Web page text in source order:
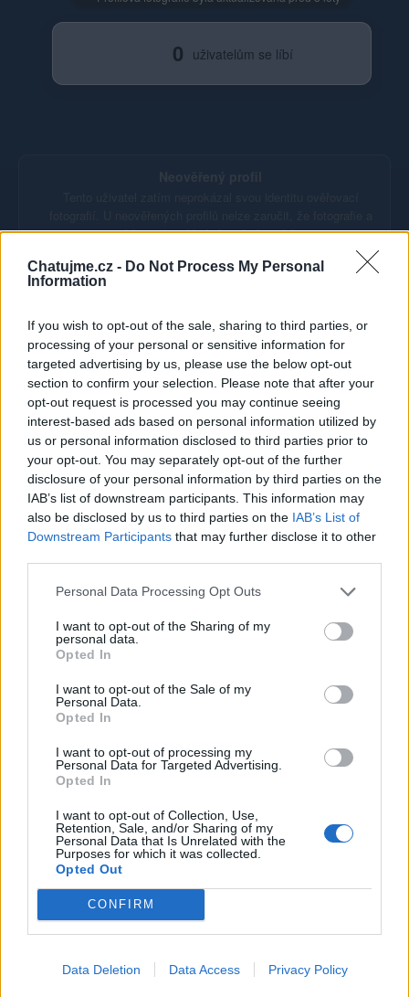
Chatujme.cz - Do Not Process My Personal
Information
If you wish to opt-out of the sale, sharing to third parties, or
processing of your personal or sensitive information for
targeted advertising by us, please use the below opt-out
section to confirm your selection. Please note that after your
opt-out request is processed you may continue seeing
interest-based ads based on personal information utilized by
us or personal information disclosed to third parties prior to
your opt-out. You may separately opt-out of the further
disclosure of your personal information by third parties on the
IAB’s list of downstream participants. This information may
also be disclosed by us to third parties on the IAB’s List of
Downstream Participants that may further disclose it to other
Personal Data Processing Opt Outs
I want to opt-out of the Sharing of my
personal data.
Opted In
I want to opt-out of the Sale of my
Personal Data.
Opted In
I want to opt-out of processing my
Personal Data for Targeted Advertising.
Opted In
I want to opt-out of Collection, Use,
Retention, Sale, and/or Sharing of my
Personal Data that Is Unrelated with the
Purposes for which it was collected.
Opted Out
CONFIRM
Data Deletion Data Access Privacy Policy
0 uživatelům se líbí
údaje odpovídají skutečné osobě.
Kontakt
Napsat uživateli vzkaz
Informace o profilu a chatu
Registrace od: 15.12.2014 23:39
Online: Není nikde online
Naposledy aktivní: 13.08.2020 11:49
Prochatováno: 0.12 hod.
Počet přátel: 3
Profil zobrazen: 579x
Sledované diskuze:Informace pro uživatele
Poslední 3 příspěvky na mé zdi
Nemá žádné příspěvky
Zobrazit celou mou zeď
Kamarádka:
Říká o mně: